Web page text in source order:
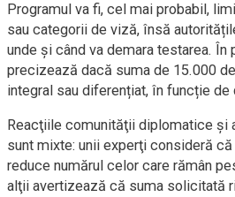
Programul va fi, cel mai probabil,
sau categorii de viză, însă
unde și când va demara testarea. În
precizează dacă suma de 15.000
integral sau diferențiat, în funcție de
Reacţiile comunităţii diplomatice şi
sunt mixte: unii experţi consideră
reduce numărul celor care rămân
alţii avertizează că suma solicitată